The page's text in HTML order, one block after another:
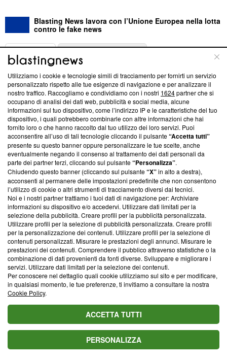
Blasting News lavora con l’Unione Europea nella lotta
contro le fake news
ABOUT
Questa sezione offre informazioni trasparenti su Blasting
News, sui nostri processi editoriali e su come ci impegniamo a
creare news di qualità. Inoltre, afferma la nostra aderenza a
‘Trust Project - News with Integrity’Blasting News non è
ancora membro del programma, ma ha richiesto di farne
parte; Trust Project non ha ancora effettuato una verifica di
conformità agli standard.
Su di noi
Team editoriale
Corporate
Redazione
Informativa Privacy
Cookie Policy
Blasting SA, IDI CHE-247.845.224, Via Carlo Frasca, 3 - 6900
Lugano (Svizzera) Tel:+39 0690258937
© 2026 Blasting News
Utilizziamo i cookie e tecnologie simili di tracciamento per fornirti un servizio
personalizzato rispetto alle tue esigenze di navigazione e per analizzare il
nostro traffico. Raccogliamo e condividiamo con i nostri 1624partner che si
occupano di analisi dei dati web, pubblicità e social media, alcune
informazioni sul tuo dispositivo, come l’indirizzo IP e le caratteristiche del tuo
dispositivo, i quali potrebbero combinarle con altre informazioni che hai
fornito loro o che hanno raccolto dal tuo utilizzo dei loro servizi. Puoi
acconsentire all’uso di tali tecnologie cliccando il pulsante“Accetta tutti”
presente su questo banner oppure personalizzare le tue scelte, anche
eventualmente negando il consenso al trattamento dei dati personali da
parte dei partner terzi, cliccando sul pulsante“Personalizza”.
Chiudendo questo banner (cliccando sul pulsante“X”in alto a destra),
acconsenti al permanere delle impostazioni predefinite che non consentono
l’utilizzo di cookie o altri strumenti di tracciamento diversi dai tecnici.
Noi e i nostri partner trattiamo i tuoi dati di navigazione per: Archiviare
informazioni su dispositivo e/o accedervi. Utilizzare dati limitati per la
selezione della pubblicità. Creare profili per la pubblicità personalizzata.
Utilizzare profili per la selezione di pubblicità personalizzata. Creare profili
per la personalizzazione dei contenuti. Utilizzare profili per la selezione di
contenuti personalizzati. Misurare le prestazioni degli annunci. Misurare le
prestazioni dei contenuti. Comprendere il pubblico attraverso statistiche o la
combinazione di dati provenienti da fonti diverse. Sviluppare e migliorare i
servizi. Utilizzare dati limitati per la selezione dei contenuti.
Per conoscere nel dettaglio quali cookie utilizziamo sul sito e per modificare,
in qualsiasi momento, le tue preferenze, ti invitiamo a consultare la nostra
Cookie Policy.
ACCETTA TUTTI
PERSONALIZZA